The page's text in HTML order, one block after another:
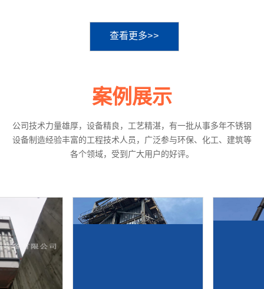
查看更多>>
案例展示
公司技术力量雄厚，设备精良，工艺精湛，有一批从事多年不锈钢
设备制造经验丰富的工程技术人员，广泛参与环保、化工、建筑等
各个领域，受到广大用户的好评。